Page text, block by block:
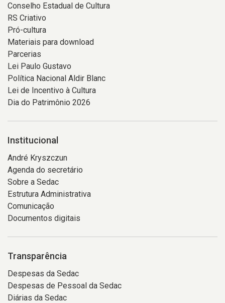
Conselho Estadual de Cultura
RS Criativo
Pró-cultura
Materiais para download
Parcerias
Lei Paulo Gustavo
Política Nacional Aldir Blanc
Lei de Incentivo à Cultura
Dia do Patrimônio 2026
Institucional
André Kryszczun
Agenda do secretário
Sobre a Sedac
Estrutura Administrativa
Comunicação
Documentos digitais
Transparência
Despesas da Sedac
Despesas de Pessoal da Sedac
Diárias da Sedac